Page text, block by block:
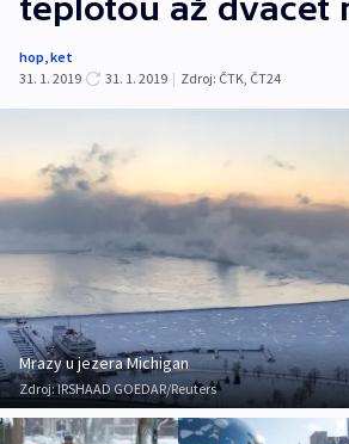
teplotou až dvacet
hop,ket
31. 1. 2019
31. 1. 2019 | Zdroj: ČTK, ČT24
Mrazy u jezera Michigan
Zdroj:IRSHAAD GOEDAR/Reuters